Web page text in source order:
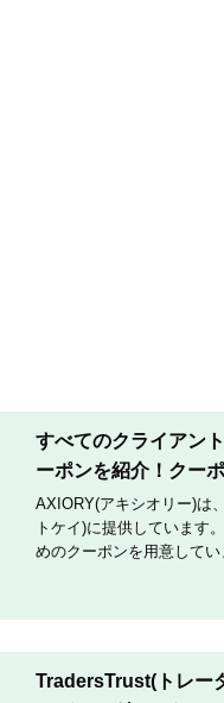
すべてのクライアン
ーポンを紹介！クー
AXIORY(アキシオリー)は
トケイ)に提供しています
めのクーポンを用意して
TradersTrust(トレー